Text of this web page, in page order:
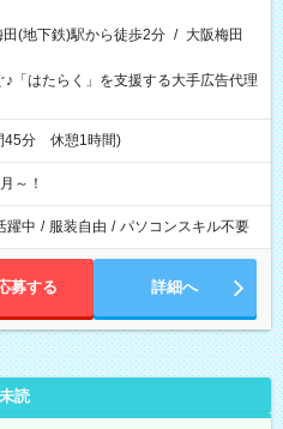
田(地下鉄)駅から徒歩2分 / 大阪梅田
「はたらく」を支援する大手広告代理
45分 休憩1時間)
～！
躍中 / 服装自由 / パソコンスキル不要
募する 詳細へ
未読